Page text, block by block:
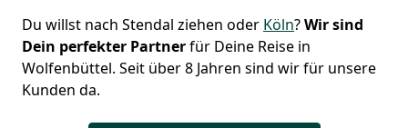
Du willst nach Stendal ziehen oder Köln?Wir sind
Dein perfekter Partnerfür Deine Reise in
Wolfenbüttel. Seit über 8 Jahren sind wir für unsere
Kunden da.